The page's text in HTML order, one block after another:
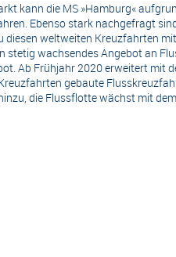
kann die MS »Hamburg«
Ebenso stark nachgefragt
diesen weltweiten Kreuzfahrten mit
stetig wachsendes Angebot an
Ab Frühjahr 2020 erweitert mit
gebaute
die Flussflotte wächst mit